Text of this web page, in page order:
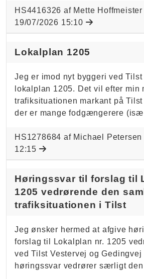
HS4416326 af Mette Hoffmeister
19/07/2026 15:10
Lokalplan 1205
Jeg er imod nyt byggeri ved
lokalplan 1205. Det vil efter min
trafiksituationen markant på
der er mange fodgængerere
HS1278684 af Michael Petersen
12:15
Høringssvar til forslag til
1205 vedrørende den
trafiksituationen i Tilst
Jeg ønsker hermed at afgive
forslag til Lokalplan nr. 1205
ved Tilst Vestervej og
høringssvar vedrører særligt